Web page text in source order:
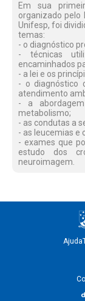
Em sua
organizado pelo
Unifesp, foi
temas:
- o diagnóstico
- técnicas
encaminhados
- a lei e os
- o diagnóstico
atendimento
- a
metabolismo;
- as condutas a
- as leucemias e
- exames que
estudo dos
neuroimagem.
Ajuda